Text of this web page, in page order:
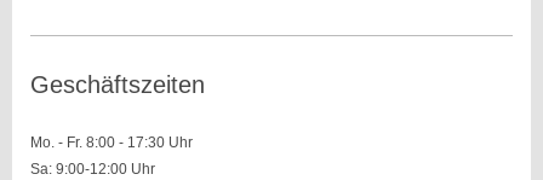
Geschäftszeiten
Mo. - Fr. 8:00 - 17:30 Uhr
Sa: 9:00-12:00 Uhr